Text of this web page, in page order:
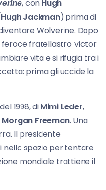
, con Hugh
Hugh Jackman) prima di
Wolverine. Dopo
fratellastro Victor
vita e si rifugia tra i
prima gli uccide la
1998, di Mimi Leder,
Morgan Freeman. Una
Il presidente
nello spazio per tentare
mondiale trattiene il